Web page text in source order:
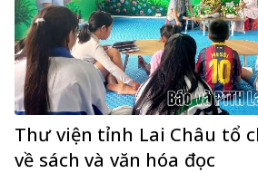
Thư viện tỉnh Lai Châu tổ
về sách và văn hóa đọc